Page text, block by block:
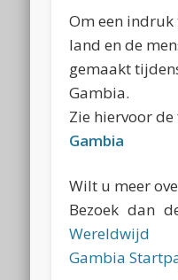
Om een
land en de
gemaakt
Gambia.
Zie hiervoor
Gambia
Wilt u meer
Bezoek dan
Wereldwijd
Gambia